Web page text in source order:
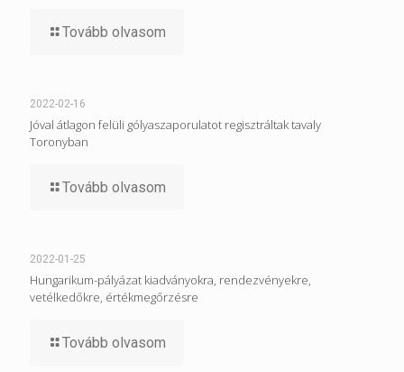
Tovább olvasom
2022-02-16
Jóval átlagon felüli gólyaszaporulatot regisztráltak tavaly
Toronyban
Tovább olvasom
2022-01-25
Hungarikum-pályázat kiadványokra, rendezvényekre,
vetélkedőkre, értékmegőrzésre
Tovább olvasom